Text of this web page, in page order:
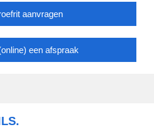
aanvragen
een afspraak